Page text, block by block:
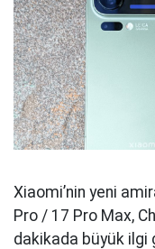
Xiaomi’nin yeni
Pro / 17 Pro Max,
dakikada büyük ilgi